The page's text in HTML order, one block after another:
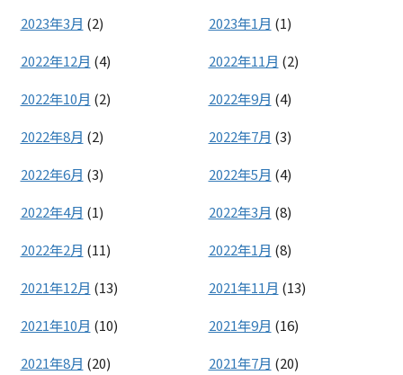
2023年3月 (2) 2023年1月 (1)
2022年12月 (4) 2022年11月 (2)
2022年10月 (2) 2022年9月 (4)
2022年8月 (2) 2022年7月 (3)
2022年6月 (3) 2022年5月 (4)
2022年4月 (1) 2022年3月 (8)
2022年2月 (11) 2022年1月 (8)
2021年12月 (13) 2021年11月 (13)
2021年10月 (10) 2021年9月 (16)
2021年8月 (20) 2021年7月 (20)